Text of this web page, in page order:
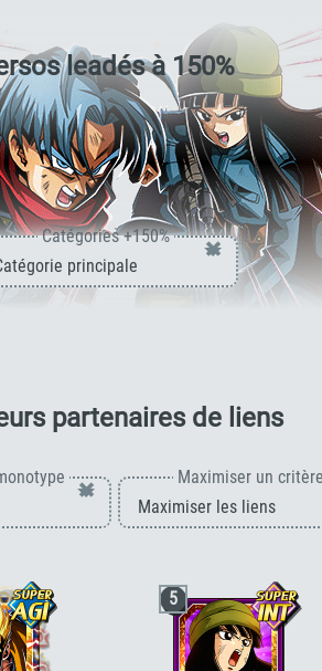
leadés à/
150%
Catégories +150% ×
partenaires de liens
× Maximiser un critère
5